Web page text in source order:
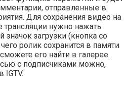
отправленные в
Для сохранения видео на
трансляции нужно нажать
значок загрузки (кнопка со
ролик сохранится в памяти
его найти в галерее.
с подписчиками можно,
IGTV.